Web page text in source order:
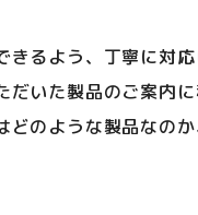
るよう、丁寧に対応
いた製品のご案内に
のような製品なの